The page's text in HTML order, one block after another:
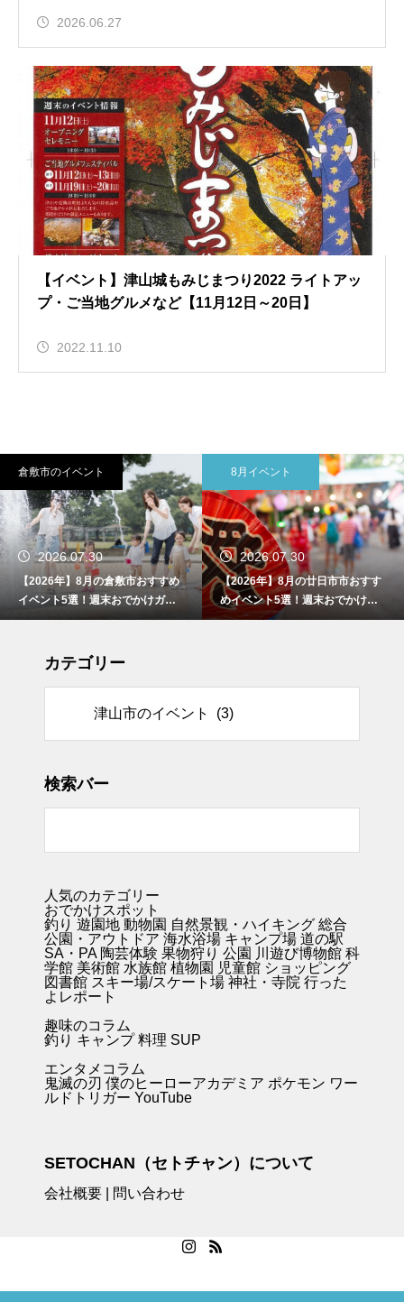
2026.06.27
【イベント】津山城もみじまつり2022 ライトアッ
プ・ご当地グルメなど【11月12日～20日】
2022.11.10
倉敷市のイベント
2026.07.30
【2026年】8月の倉敷市おすすめ
イベント5選！週末おでかけガイ
ド
8月イベント
2026.07.30
【2026年】8月の廿日市市おすす
めイベント5選！週末おでかけガ
イド
カテゴリー
検索バー
人気のカテゴリー
おでかけスポット
釣り 遊園地 動物園 自然景観・ハイキング 総合
公園・アウトドア 海水浴場 キャンプ場 道の駅
SA・PA 陶芸体験 果物狩り 公園 川遊び博物館 科
学館 美術館 水族館 植物園 児童館 ショッピング
図書館 スキー場/スケート場 神社・寺院 行った
よレポート
趣味のコラム
釣り キャンプ料理 SUP
エンタメコラム
鬼滅の刃 僕のヒーローアカデミア ポケモン ワー
ルドトリガー YouTube
SETOCHAN（セトチャン）について
会社概要 問い合わせ